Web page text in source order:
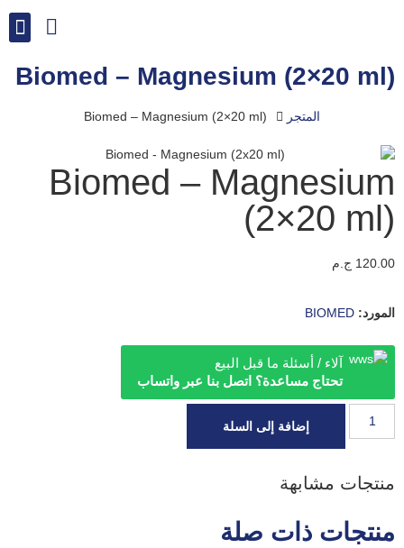
Biomed – Magnesium (2×20 ml)
المتجر Biomed – Magnesium (2×20 ml)
Biomed – Magnesium
(2×20 ml)
120.00 ج.م
المورد: BIOMED
آلاء / أسئلة ما قبل البيع
تحتاج مساعدة؟ اتصل بنا عبر واتساب
إضافة إلى السلة
منتجات مشابهة
منتجات ذات صلة